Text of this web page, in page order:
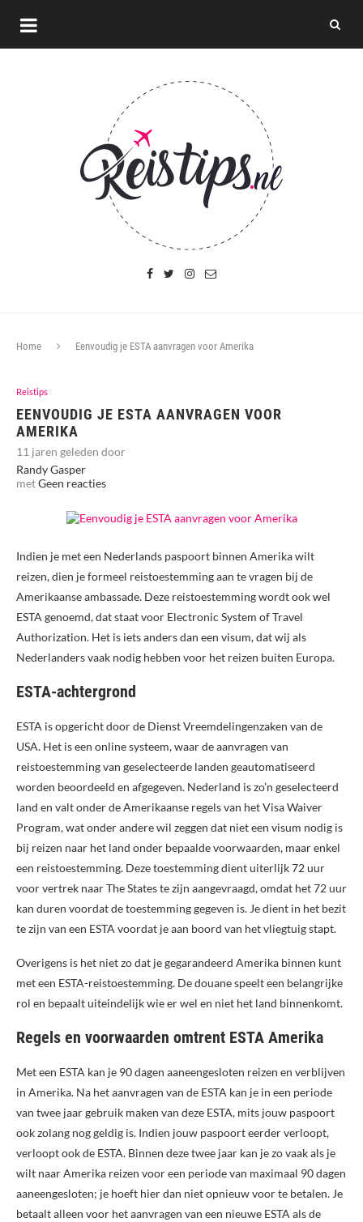
Home Eenvoudig je ESTA aanvragen voor Amerika
Reistips
EENVOUDIG JE ESTA AANVRAGEN VOOR
AMERIKA
11 jaren geleden door
Randy Gasper
metGeen reacties
Indien je met een Nederlands paspoort binnen Amerika wilt
reizen, dien je formeel reistoestemming aan te vragen bij de
Amerikaanse ambassade. Deze reistoestemming wordt ook wel
ESTA genoemd, dat staat voor Electronic System of Travel
Authorization. Het is iets anders dan een visum, dat wij als
Nederlanders vaak nodig hebben voor het reizen buiten Europa.
ESTA-achtergrond
ESTA is opgericht door de Dienst Vreemdelingenzaken van de
USA. Het is een online systeem, waar de aanvragen van
reistoestemming van geselecteerde landen geautomatiseerd
worden beoordeeld en afgegeven. Nederland is zo’n geselecteerd
land en valt onder de Amerikaanse regels van het Visa Waiver
Program, wat onder andere wil zeggen dat niet een visum nodig is
bij reizen naar het land onder bepaalde voorwaarden, maar enkel
een reistoestemming. Deze toestemming dient uiterlijk 72 uur
voor vertrek naar The States te zijn aangevraagd, omdat het 72 uur
kan duren voordat de toestemming gegeven is. Je dient in het bezit
te zijn van een ESTA voordat je aan boord van het vliegtuig stapt.
Overigens is het niet zo dat je gegarandeerd Amerika binnen kunt
met een ESTA-reistoestemming. De douane speelt een belangrijke
rol en bepaalt uiteindelijk wie er wel en niet het land binnenkomt.
Regels en voorwaarden omtrent ESTA Amerika
Met een ESTA kan je 90 dagen aaneengesloten reizen en verblijven
in Amerika. Na het aanvragen van de ESTA kan je in een periode
van twee jaar gebruik maken van deze ESTA, mits jouw paspoort
ook zolang nog geldig is. Indien jouw paspoort eerder verloopt,
verloopt ook de ESTA. Binnen deze twee jaar kan je zo vaak als je
wilt naar Amerika reizen voor een periode van maximaal 90 dagen
aaneengesloten; je hoeft hier dan niet opnieuw voor te betalen. Je
betaalt alleen voor het aanvragen van een nieuwe ESTA als de